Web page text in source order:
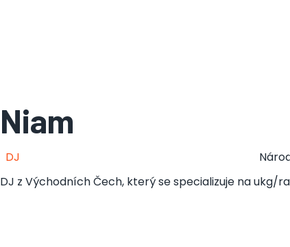
Niam
DJ
DJ z Východních Čech, který se specializuje na ukg/